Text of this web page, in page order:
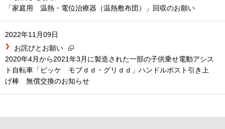
「家庭用 温熱・電位治療器（温熱敷布団）」回収のお願い
2022年11月09日
お詫びとお願い
2020年4月から2021年3月に製造された一部の子供乗せ電動アシス
ト自転車「ビッケ モブｄｄ・グリｄｄ」ハンドルポスト引き上
げ棒 無償交換のお知らせ